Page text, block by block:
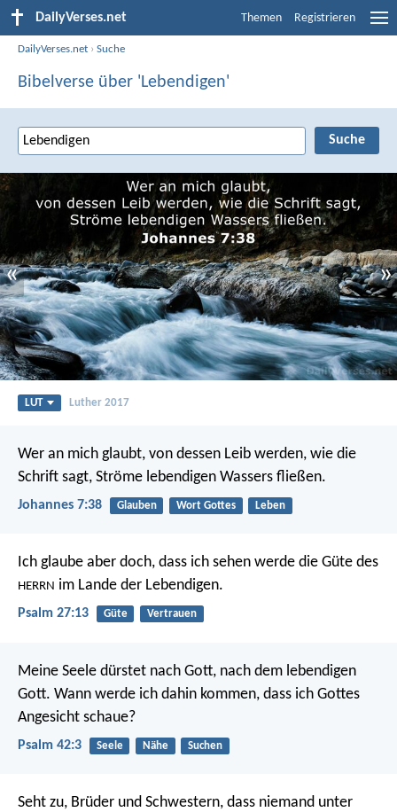
DailyVerses.net Themen Registrieren
DailyVerses.net ›Suche
Bibelverse über 'Lebendigen'
« »
LUT Luther 2017
Wer an mich glaubt, von dessen Leib werden, wie die
Schrift sagt, Ströme lebendigen Wassers fließen.
Johannes 7:38 Glauben Wort Gottes Leben
Ich glaube aber doch, dass ich sehen werde die Güte des
HERRN im Lande der Lebendigen.
Psalm 27:13 Güte Vertrauen
Meine Seele dürstet nach Gott, nach dem lebendigen
Gott. Wann werde ich dahin kommen, dass ich Gottes
Angesicht schaue?
Psalm 42:3 Seele Nähe Suchen
Seht zu, Brüder und Schwestern, dass niemand unter